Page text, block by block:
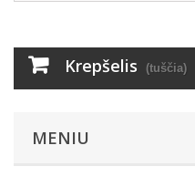
Krepšelis (tuščia)
MENIU